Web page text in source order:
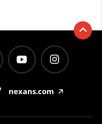
nexans.com 🡥